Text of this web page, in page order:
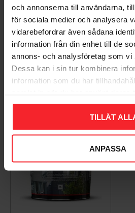
och annonserna till användarna,
för sociala medier och analysera
vidarebefordrar även sådana
information från din enhet till de
annons- och analysföretag som vi
Dessa kan i sin tur kombinera
information som du har
TILLÅT
ANPASSA
Bliv den første, der giver en